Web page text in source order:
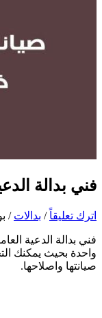
فني بدالة الدعية 90905153 تركيب وصيانة بدالات
اترك تعليقاً / بدالات /
فني بدالة الدعية
واحدة بحيث يمكنك
صيانتها واصلاحها.